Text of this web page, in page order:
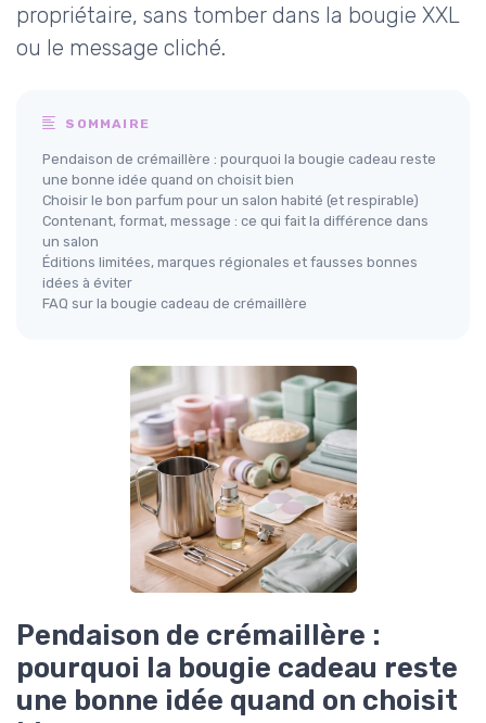
propriétaire, sans tomber dans la bougie XXL
ou le message cliché.
SOMMAIRE
Pendaison de crémaillère : pourquoi la bougie cadeau reste
une bonne idée quand on choisit bien
Choisir le bon parfum pour un salon habité (et respirable)
Contenant, format, message : ce qui fait la différence dans
un salon
Éditions limitées, marques régionales et fausses bonnes
idées à éviter
FAQ sur la bougie cadeau de crémaillère
Pendaison de crémaillère :
pourquoi la bougie cadeau reste
une bonne idée quand on choisit